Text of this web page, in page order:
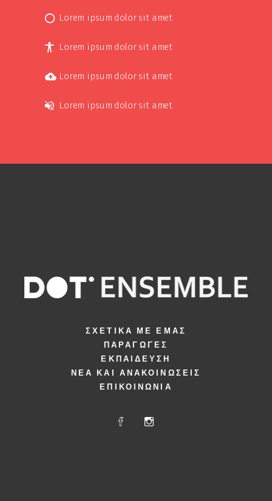
Lorem ipsum dolor sit amet
Lorem ipsum dolor sit amet
Lorem ipsum dolor sit amet
Lorem ipsum dolor sit amet
ΣΧΕΤΙΚΆ ΜΕ ΕΜΆΣ
ΠΑΡΑΓΩΓΈΣ
ΕΚΠΑΊΔΕΥΣΗ
ΝΈΑ ΚΑΙ ΑΝΑΚΟΙΝΏΣΕΙΣ
ΕΠΙΚΟΙΝΩΝΊΑ